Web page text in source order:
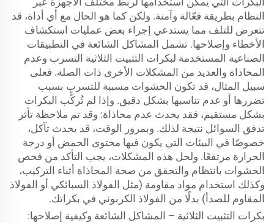
النظام بطريقة فعّالة وآمنة. ولكن كما هو الحال مع أي أداة، قد
تتعرض للتلف مما يستدعي إجراء بعض عمليات استكشاف
الأخطاء وإصلاحها. تشمل المشاكل الشائعة في التطبيقات
الصناعية المستخدمة لبكرات التثبيت الثلاثية التسرب وعدم
المحاذاة والعديد من المشكلات الأخرى ذات الصلة. فعلى
سبيل المثال، قد تكون الحشوات مسببة للتسرب بسبب
تضررها أو عدم تناسبها بشكل دقيق. وإذا لم تُركَّب البكرات
بشكل مستقيم، فقد يحدث عدم محاذاة: وقد تم ملاحظة تأثر
تدفق السوائل نتيجة لذلك. وبمرور الوقت، قد يحدث تآكل،
خصوصًا في البيئات التي يكون فيها محتوى الحمض أو درجة
الحرارة مرتفعًا. ولحل هذه المشكلات، يجب التأكد من فحص
الحشوات بانتظام والتحقق من صحة المحاذاة أثناء التركيب،
وكذلك استخدام مواد مقاومة (مثل الفولاذ السبائكي أو الفولاذ
المقاوم للصدأ) بدلًا من الفولاذ الكربوني في بكراتك.
بكرات التثبيت الثلاثية – المشاكل الشائعة وكيفية إصلاحها: